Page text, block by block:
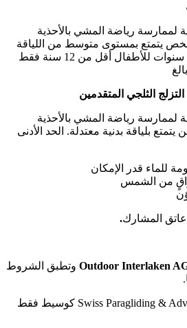
لممارسة رياضة المشي بالأحذية
يتمتع بمستوى متوسط من اللياقة
البدنية. الحد الأدنى للسن 8 سنوات للأطفال أقل من 12 سنة فقط
التزلج الثلجي المتقدمين
لممارسة رياضة المشي بالأحذية
بلياقة بدنية معتدلة. الحد الأدنى
للماء قدر الإمكان
من الشمس
المشارك.
وتطبق الشروط
تعمل شركة Swiss Paragliding & Adventure GmbH كوسيط فقط